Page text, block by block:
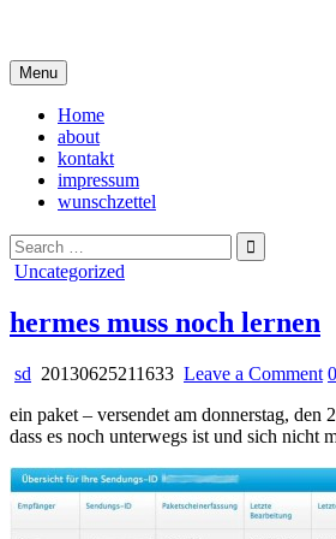
content
Menu
Home
about
kontakt
impressum
wunschzettel
Search
for:
Posted
Uncategorized
hermes muss noch lernen
sd 20130625211633 Leave a Commenton
0
ein paket – versendet am donnerstag, den
dass es noch unterwegs ist und sich nicht